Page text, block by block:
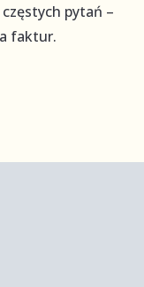
pytań –
faktur.